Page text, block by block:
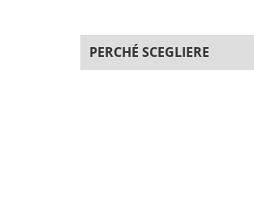
PERCHÉ SCEGLIERE